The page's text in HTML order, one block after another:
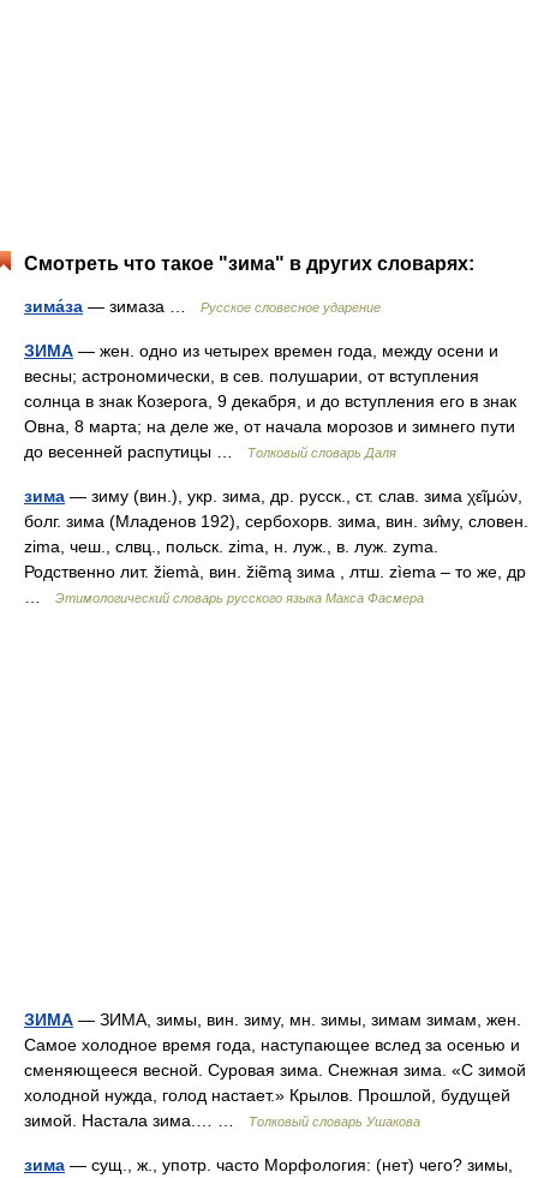
Смотреть что такое "зима" в других словарях:
зима́за — зимаза … Русское словесное ударение
ЗИМА — жен. одно из четырех времен года, между осени и
весны; астрономически, в сев. полушарии, от вступления
солнца в знак Козерога, 9 декабря, и до вступления его в знак
Овна, 8 марта; на деле же, от начала морозов и зимнего пути
до весенней распутицы …
Толковый словарь Даля
зима — зиму (вин.), укр. зима, др. русск., ст. слав. зима χεῖμών,
болг. зима (Младенов 192), сербохорв. зима, вин. зи̑му, словен.
zima, чеш., слвц., польск. zima, н. луж., в. луж. zуmа.
Родственно лит. žiemà, вин. žiẽmą зима , лтш. zìema – то же, др
Этимологический словарь русского языка Макса Фасмера
ЗИМА — ЗИМА, зимы, вин. зиму, мн. зимы, зимам зимам, жен.
Самое холодное время года, наступающее вслед за осенью и
сменяющееся весной. Суровая зима. Снежная зима. «С зимой
холодной нужда, голод настает.» Крылов. Прошлой, будущей
зимой. Настала зима.… …
Толковый словарь Ушакова
зима — сущ., ж., употр. часто Морфология: (нет) чего? зимы,